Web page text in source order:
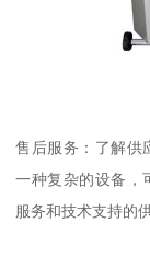
售后服务：了解供
一种复杂的设备，
服务和技术支持的